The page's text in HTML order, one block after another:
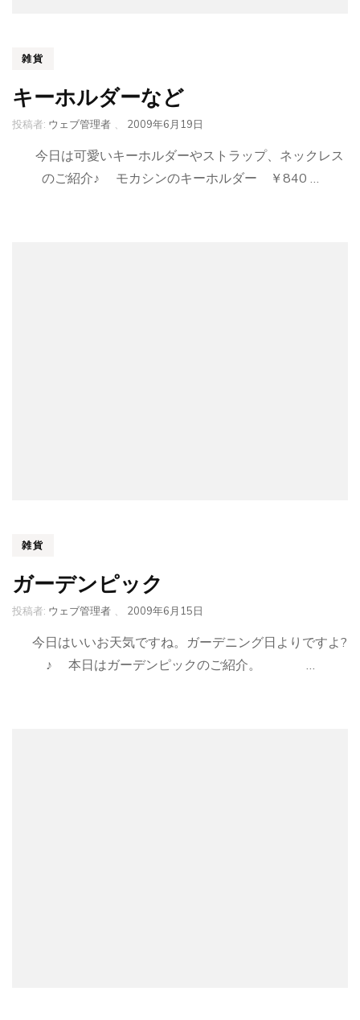
雑貨
キーホルダーなど
投稿者: ウェブ管理者 、 2009年6月19日
今日は可愛いキーホルダーやストラップ、ネックレス
のご紹介♪ モカシンのキーホルダー ￥840 …
雑貨
ガーデンピック
投稿者: ウェブ管理者 、 2009年6月15日
今日はいいお天気ですね。ガーデニング日よりですよ?
♪ 本日はガーデンピックのご紹介。 …